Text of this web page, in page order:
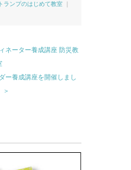
ランプのはじめて教室
ネーター養成講座 防災教
ー養成講座を開催しまし
＞